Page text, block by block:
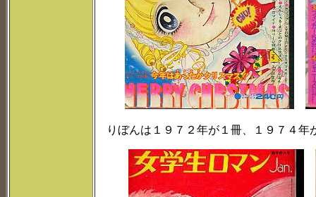
りぼんは１９７２年が１冊、１９７４年